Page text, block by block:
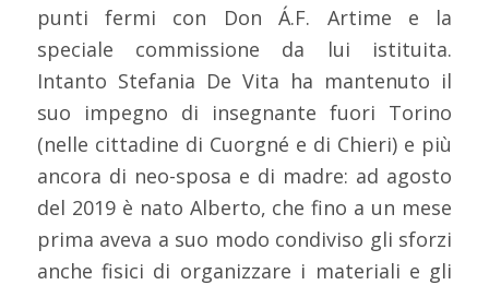
punti fermi con Don Á.F. Artime e la
speciale commissione da lui istituita.
Intanto Stefania De Vita ha mantenuto il
suo impegno di insegnante fuori Torino
(nelle cittadine di Cuorgné e di Chieri) e più
ancora di neo-sposa e di madre: ad agosto
del 2019 è nato Alberto, che fino a un mese
prima aveva a suo modo condiviso gli sforzi
anche fisici di organizzare i materiali e gli